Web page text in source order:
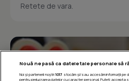
Retete de vara.
Nouă ne pasă ca datele tale personale să
Noi și partenerii noștri 1017 stocăm și/sau accesăm informații pe
pentru prelucrarea datelor cu caracter personal. Puteți accepta